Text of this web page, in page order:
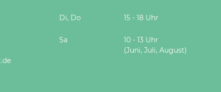
Di, Do 15 - 18 Uhr
Sa
10 - 13 Uhr
(Juni, Juli, August)